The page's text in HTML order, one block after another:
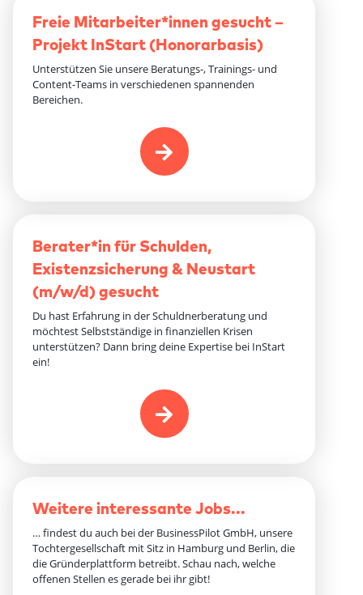
Freie Mitarbeiter*innen gesucht –
Projekt InStart (Honorarbasis)
Unterstützen Sie unsere Beratungs-, Trainings- und
Content-Teams in verschiedenen spannenden
Bereichen.
Berater*in für Schulden,
Existenzsicherung & Neustart
(m/w/d) gesucht
Du hast Erfahrung in der Schuldnerberatung und
möchtest Selbstständige in finanziellen Krisen
unterstützen? Dann bring deine Expertise bei InStart
ein!
Weitere interessante Jobs...
… findest du auch bei der BusinessPilot GmbH, unsere
Tochtergesellschaft mit Sitz in Hamburg und Berlin, die
die Gründerplattform betreibt. Schau nach, welche
offenen Stellen es gerade bei ihr gibt!